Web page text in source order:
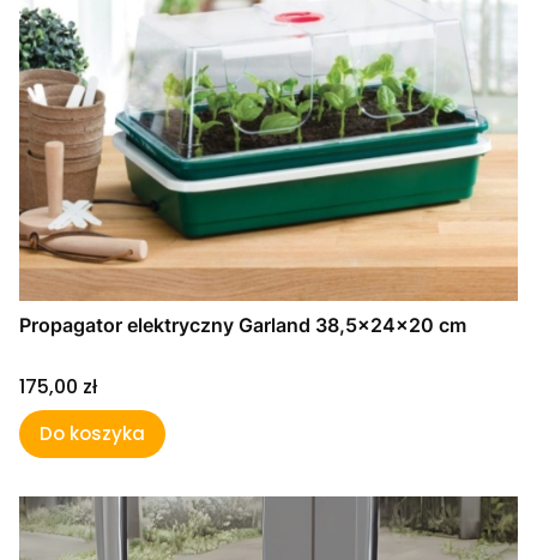
Propagator elektryczny Garland 38,5x24x20 cm
Cena
175,00 zł
Do koszyka